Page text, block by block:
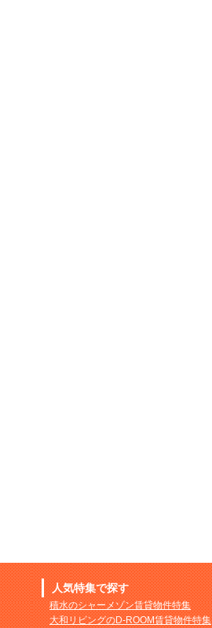
人気特集で探す
積水のシャーメゾン賃貸物件特集
大和リビングのD-ROOM賃貸物件特集